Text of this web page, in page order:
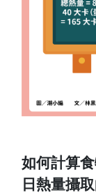
如何計算
日熱量攝